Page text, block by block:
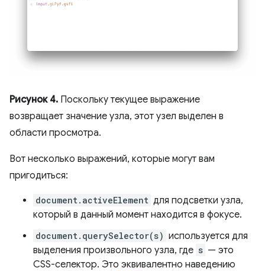
Рисунок 4. Поскольку текущее выражение
возвращает значение узла, этот узел выделен в
области просмотра.
Вот несколько выражений, которые могут вам
пригодиться:
document.activeElement для подсветки узла,
который в данный момент находится в фокусе.
document.querySelector(s) используется для
выделения произвольного узла, где s — это
CSS-селектор. Это эквивалентно наведению